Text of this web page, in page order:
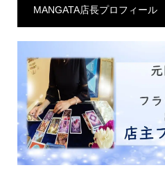
レ
MANGATA店長プロフィール